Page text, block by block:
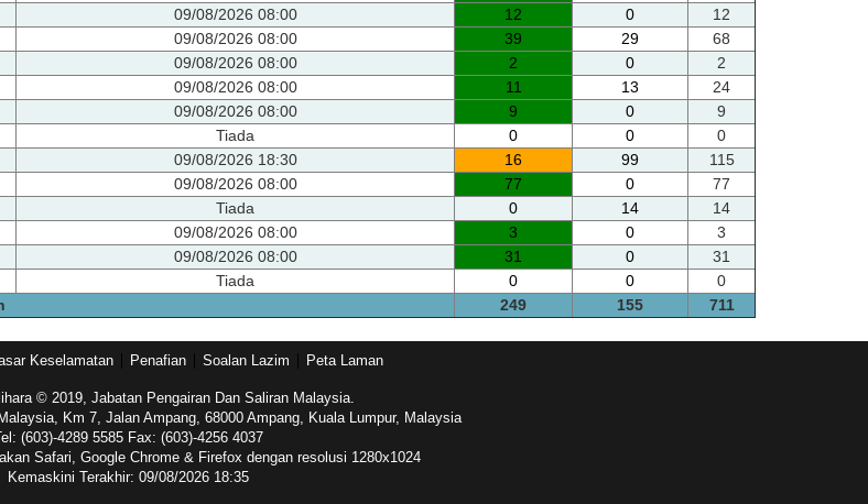
09/08/2026 08:00 12 0
12
09/08/2026 08:00 39 29
68
09/08/2026 08:00 2 0
2
09/08/2026 08:00 11 13
24
09/08/2026 08:00 9 0
9
Tiada 0 0
0
09/08/2026 18:30 16 99
115
09/08/2026 08:00 77 0
77
Tiada 0 14
14
09/08/2026 08:00 3 0
3
09/08/2026 08:00 31 0
31
Tiada 0 0
0
249 155 711
Keselamatan Penafian Soalan Lazim Peta Laman
© 2019, Jabatan Pengairan Dan Saliran Malaysia.
Km 7, Jalan Ampang, 68000 Ampang, Kuala Lumpur, Malaysia
(603)-4289 5585 Fax: (603)-4256 4037
Safari, Google Chrome & Firefox dengan resolusi 1280x1024
Kemaskini Terakhir: 09/08/2026 18:35